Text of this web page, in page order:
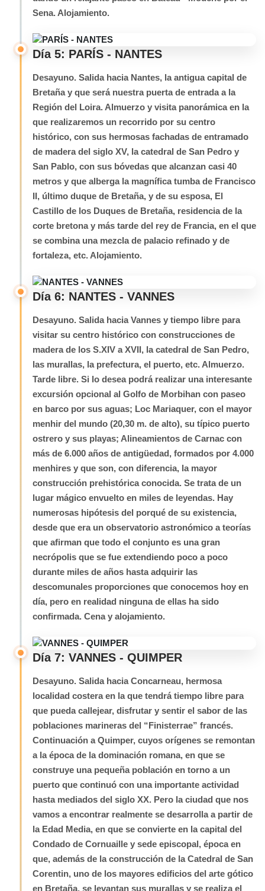
Sena. Alojamiento.
Día 5: PARÍS - NANTES
Desayuno. Salida hacia Nantes, la antigua capital de
Bretaña y que será nuestra puerta de entrada a la
Región del Loira. Almuerzo y visita panorámica en la
que realizaremos un recorrido por su centro
histórico, con sus hermosas fachadas de entramado
de madera del siglo XV, la catedral de San Pedro y
San Pablo, con sus bóvedas que alcanzan casi 40
metros y que alberga la magnífica tumba de Francisco
II, último duque de Bretaña, y de su esposa, El
Castillo de los Duques de Bretaña, residencia de la
corte bretona y más tarde del rey de Francia, en el que
se combina una mezcla de palacio refinado y de
fortaleza, etc. Alojamiento.
Día 6: NANTES - VANNES
Desayuno. Salida hacia Vannes y tiempo libre para
visitar su centro histórico con construcciones de
madera de los S.XIV a XVII, la catedral de San Pedro,
las murallas, la prefectura, el puerto, etc. Almuerzo.
Tarde libre. Si lo desea podrá realizar una interesante
excursión opcional al Golfo de Morbihan con paseo
en barco por sus aguas; Loc Mariaquer, con el mayor
menhir del mundo (20,30 m. de alto), su típico puerto
ostrero y sus playas; Alineamientos de Carnac con
más de 6.000 años de antigüedad, formados por 4.000
menhires y que son, con diferencia, la mayor
construcción prehistórica conocida. Se trata de un
lugar mágico envuelto en miles de leyendas. Hay
numerosas hipótesis del porqué de su existencia,
desde que era un observatorio astronómico a teorías
que afirman que todo el conjunto es una gran
necrópolis que se fue extendiendo poco a poco
durante miles de años hasta adquirir las
descomunales proporciones que conocemos hoy en
día, pero en realidad ninguna de ellas ha sido
confirmada. Cena y alojamiento.
Día 7: VANNES - QUIMPER
Desayuno. Salida hacia Concarneau, hermosa
localidad costera en la que tendrá tiempo libre para
que pueda callejear, disfrutar y sentir el sabor de las
poblaciones marineras del “Finisterrae” francés.
Continuación a Quimper, cuyos orígenes se remontan
a la época de la dominación romana, en que se
construye una pequeña población en torno a un
puerto que continuó con una importante actividad
hasta mediados del siglo XX. Pero la ciudad que nos
vamos a encontrar realmente se desarrolla a partir de
la Edad Media, en que se convierte en la capital del
Condado de Cornuaille y sede episcopal, época en
que, además de la construcción de la Catedral de San
Corentin, uno de los mayores edificios del arte gótico
en Bretaña, se levantan sus murallas y se realiza el